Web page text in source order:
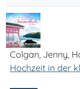
Colgan, Jenny,
Hochzeit in der